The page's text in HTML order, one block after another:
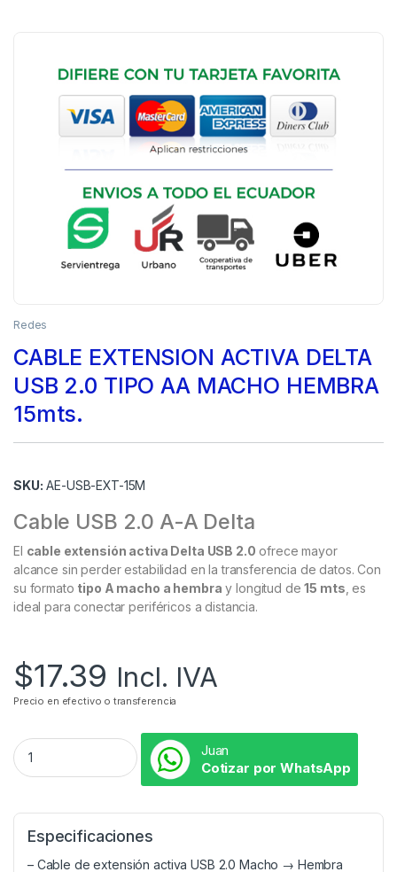
Redes
CABLE EXTENSION ACTIVA DELTA
USB 2.0 TIPO AA MACHO HEMBRA
15mts.
SKU: AE-USB-EXT-15M
Cable USB 2.0 A-A Delta
El cable extensión activa Delta USB 2.0 ofrece mayor
alcance sin perder estabilidad en la transferencia de datos. Con
su formato tipo A macho a hembra y longitud de15 mts , es
ideal para conectar periféricos a distancia.
$17.39 Incl. IVA
Precio en efectivo o transferencia
Juan
Cotizar por WhatsApp
Especificaciones
– Cable de extensión activa USB 2.0 Macho → Hembra